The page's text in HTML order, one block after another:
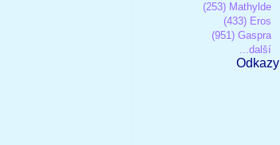
(253) Mathylde
(433) Eros
(951) Gaspra
...další
Odkazy